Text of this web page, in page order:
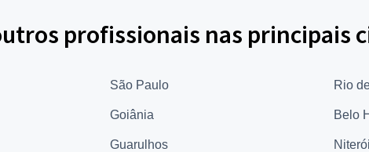
profissionais nas principais
São Paulo Rio
Goiânia Belo
Guarulhos Niterói